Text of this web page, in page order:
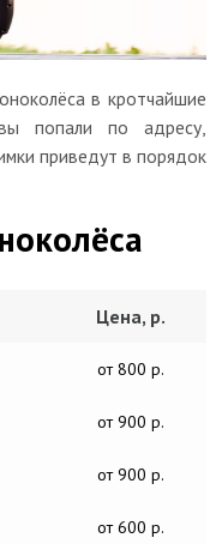
в кротчайшие
попали по адресу,
приведут в порядок
Цена, р.
от 800 р.
от 900 р.
от 900 р.
от 600 р.